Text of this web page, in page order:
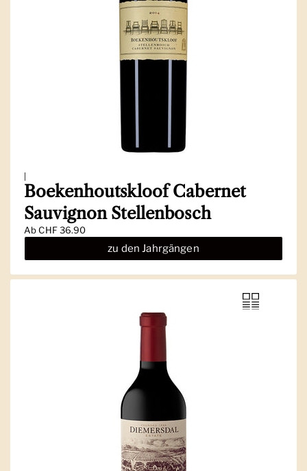
|
Boekenhoutskloof Cabernet
Sauvignon Stellenbosch
AbCHF 36.90
zu den Jahrgängen